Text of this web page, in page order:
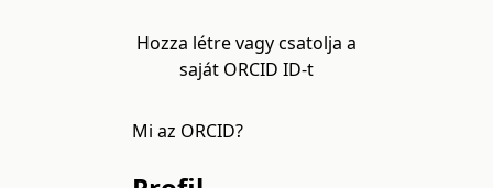
Hozza létre vagy csatolja a
saját ORCID ID-t
Mi az ORCID?